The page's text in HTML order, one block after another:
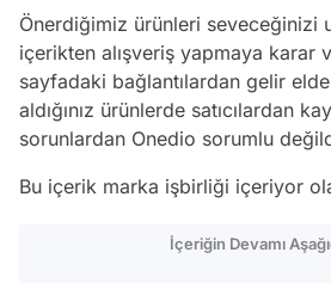
Önerdiğimiz ürünleri seveceğinizi
içerikten alışveriş yapmaya karar
sayfadaki bağlantılardan gelir
aldığınız ürünlerde satıcılardan
sorunlardan Onedio sorumlu
Bu içerik marka işbirliği içeriyor
İçeriğin Devamı